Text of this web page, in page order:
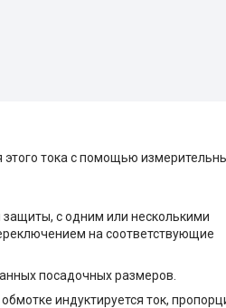
тока с помощью
с одним или несколькими
на соответствующие
посадочных размеров.
индуктируется ток,